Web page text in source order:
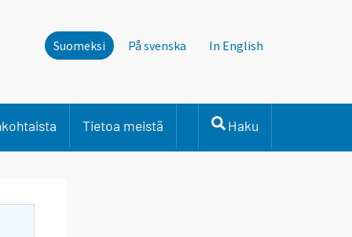
Suomeksi På svenska In English
Tietoa meistä Haku